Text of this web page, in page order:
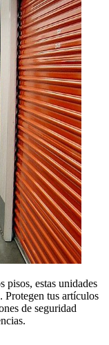
estas unidades
Protegen tus artículos
de seguridad